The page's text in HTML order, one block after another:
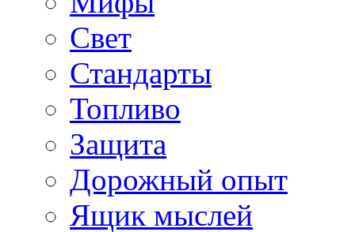
Свет
Стандарты
Топливо
Защита
Дорожный опыт
Ящик мыслей